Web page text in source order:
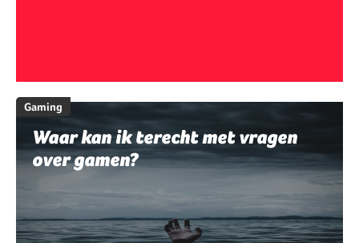
Gaming
Waar kan ik terecht met vragen
over gamen?